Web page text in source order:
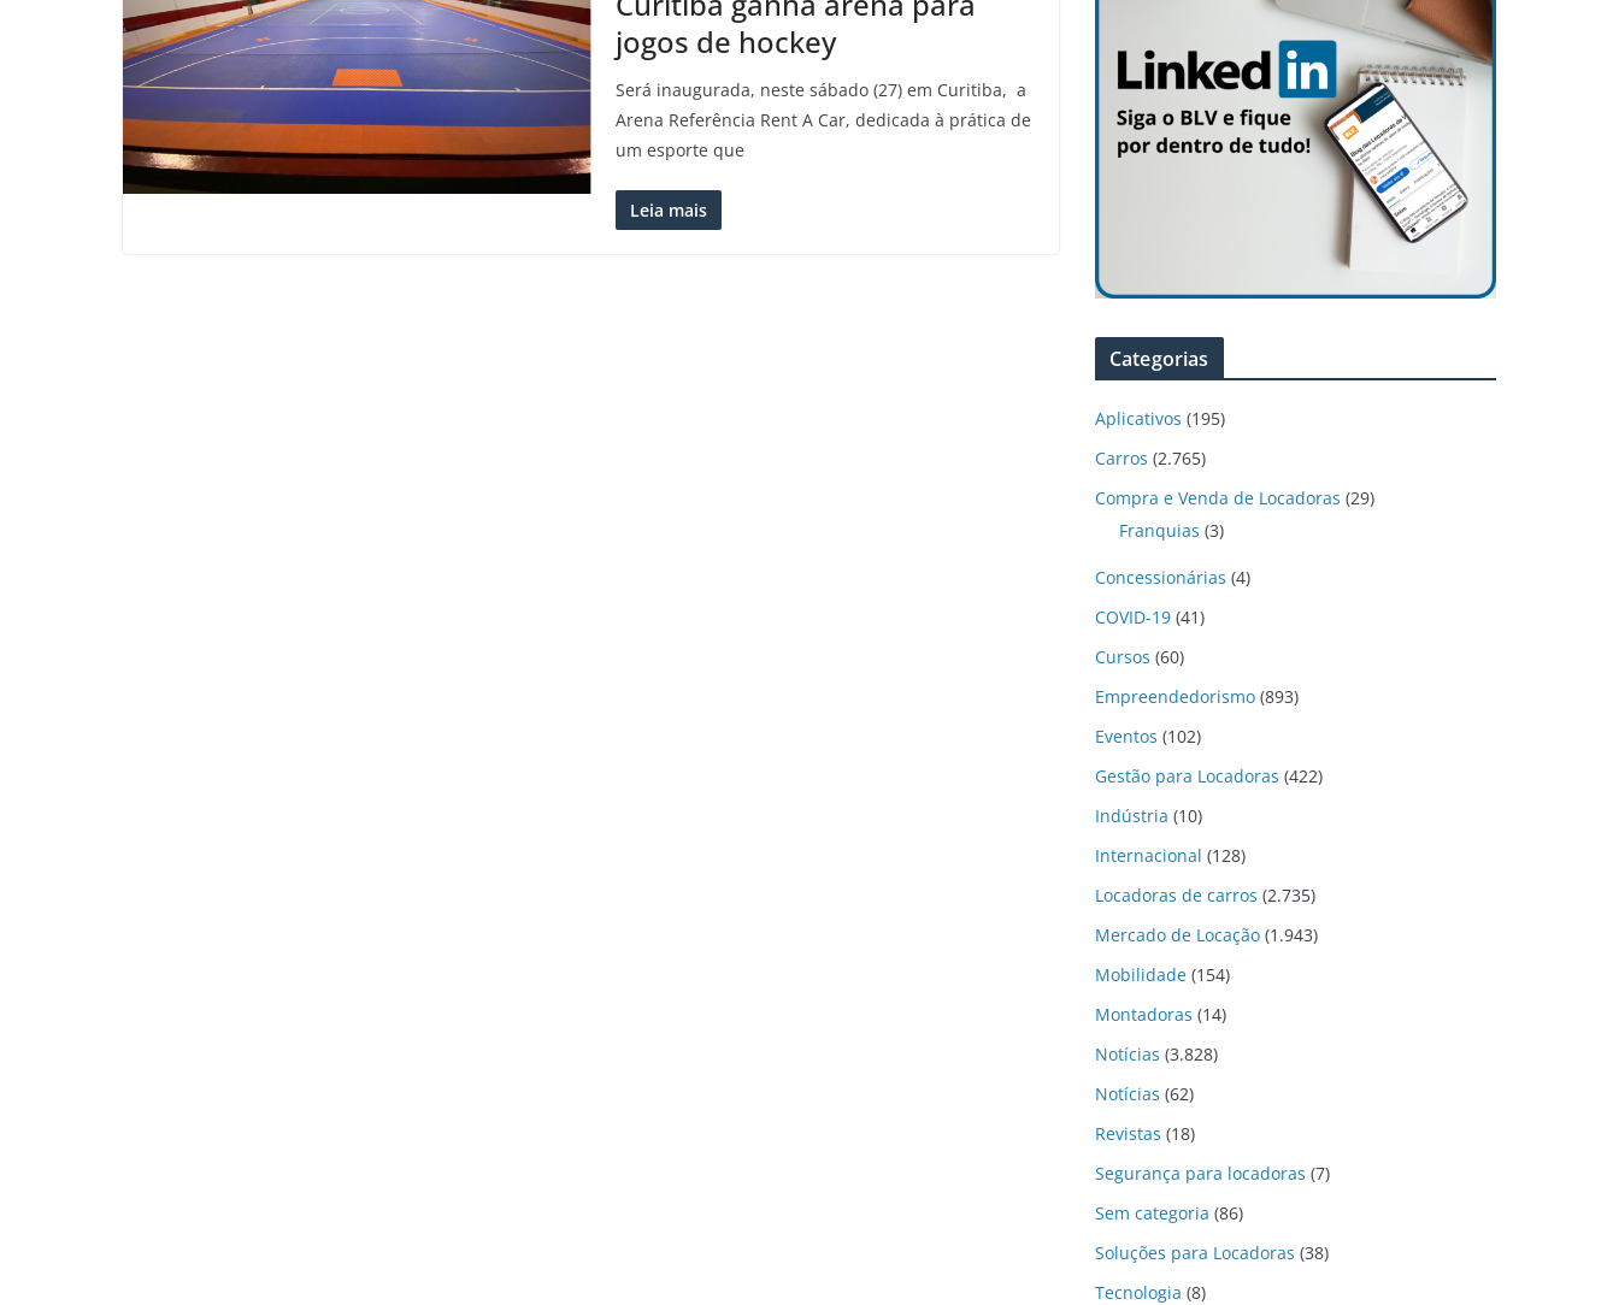
jogos de hockey
Será inaugurada, neste sábado (27) em Curitiba, a
Arena Referência Rent A Car, dedicada à prática de
um esporte que
Leia mais
Categorias
Aplicativos (195)
Carros (2.765)
Compra e Venda de Locadoras (29)
Franquias (3)
Concessionárias (4)
COVID-19 (41)
Cursos (60)
Empreendedorismo (893)
Eventos (102)
Gestão para Locadoras (422)
Indústria (10)
Internacional (128)
Locadoras de carros (2.735)
Mercado de Locação (1.943)
Mobilidade (154)
Montadoras (14)
Notícias (3.828)
Notícias (62)
Revistas (18)
Segurança para locadoras (7)
Sem categoria (86)
Soluções para Locadoras (38)
Tecnologia (8)